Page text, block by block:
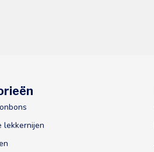
lekkernijen